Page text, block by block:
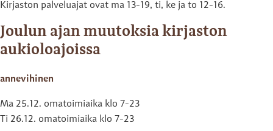
Kirjaston palveluajat ovat ma 13-19, ti, ke ja to 12-16.
Joulun ajan muutoksia kirjaston
aukioloajoissa
annevihinen
Ma 25.12. omatoimiaika klo 7-23
Ti 26.12. omatoimiaika klo 7-23